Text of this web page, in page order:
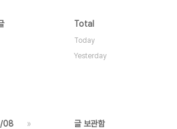
Total
Today
Yesterday
08 » 글 보관함